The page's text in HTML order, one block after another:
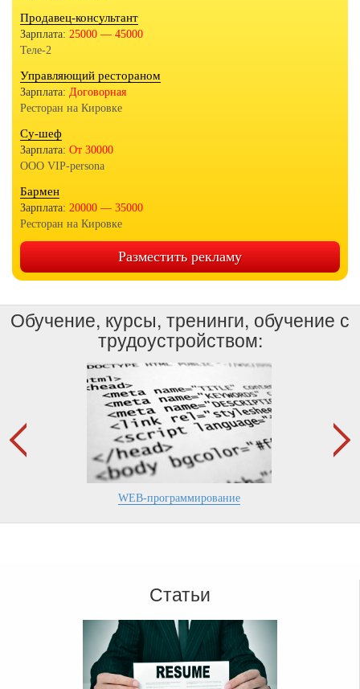
Продавец-консультант
Зарплата: 25000 — 45000
Теле-2
Управляющий рестораном
Зарплата: Договорная
Ресторан на Кировке
Су-шеф
Зарплата: От 30000
OOO VIP-persona
Бармен
Зарплата: 20000 — 35000
Ресторан на Кировке
Разместить рекламу
Обучение, курсы, тренинги, обучение с
трудоустройством:
WEB-программирование
Статьи